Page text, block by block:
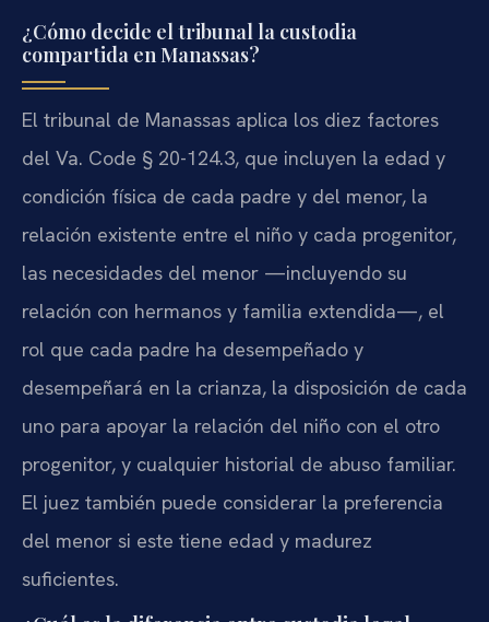
¿Cómo decide el tribunal la custodia
compartida en Manassas?
El tribunal de Manassas aplica los diez factores
del Va. Code § 20-124.3, que incluyen la edad y
condición física de cada padre y del menor, la
relación existente entre el niño y cada progenitor,
las necesidades del menor —incluyendo su
relación con hermanos y familia extendida—, el
rol que cada padre ha desempeñado y
desempeñará en la crianza, la disposición de cada
uno para apoyar la relación del niño con el otro
progenitor, y cualquier historial de abuso familiar.
El juez también puede considerar la preferencia
del menor si este tiene edad y madurez
suficientes.